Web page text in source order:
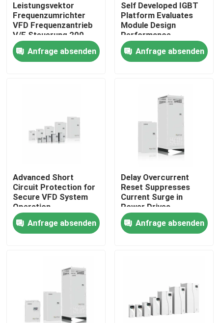
Zu Hause
Über uns
Qualitätskontrolle
Kontakt mit uns
Bitte um ein Angebot
vfd variabler Frequenz-Antrieb
Leistungsvektor
Frequenzumrichter
VFD Frequenzantrieb
V/F Steuerung 200-
240V 1PH/3PH
Eingangsspannung
Niedrige Vibration
Anfrage absenden
Self Developed IGBT
Platform Evaluates
Module Design
Performance
Anfrage absenden
Advanced Short
Circuit Protection for
Secure VFD System
Operation
Anfrage absenden
Delay Overcurrent
Reset Suppresses
Current Surge in
Power Drives
Anfrage absenden